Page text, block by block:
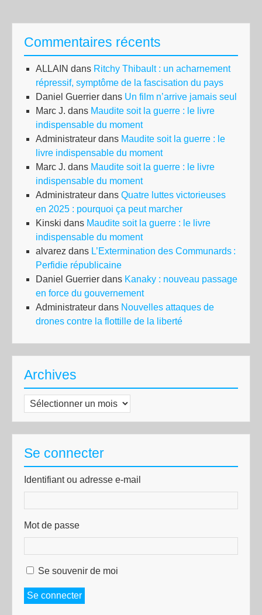
Commentaires récents
ALLAIN dans Ritchy Thibault : un acharnement
répressif, symptôme de la fascisation du pays
Daniel Guerrier dans Un film n’arrive jamais seul
Marc J. dans Maudite soit la guerre : le livre
indispensable du moment
Administrateur dans Maudite soit la guerre : le
livre indispensable du moment
Marc J. dans Maudite soit la guerre : le livre
indispensable du moment
Administrateur dans Quatre luttes victorieuses
en 2025 : pourquoi ça peut marcher
Kinski dans Maudite soit la guerre : le livre
indispensable du moment
alvarez dans L’Extermination des Communards :
Perfidie républicaine
Daniel Guerrier dans Kanaky : nouveau passage
en force du gouvernement
Administrateur dans Nouvelles attaques de
drones contre la flottille de la liberté
Archives
Archives
Se connecter
Identifiant ou adresse e-mail
Mot de passe
Se souvenir de moi
Se connecter